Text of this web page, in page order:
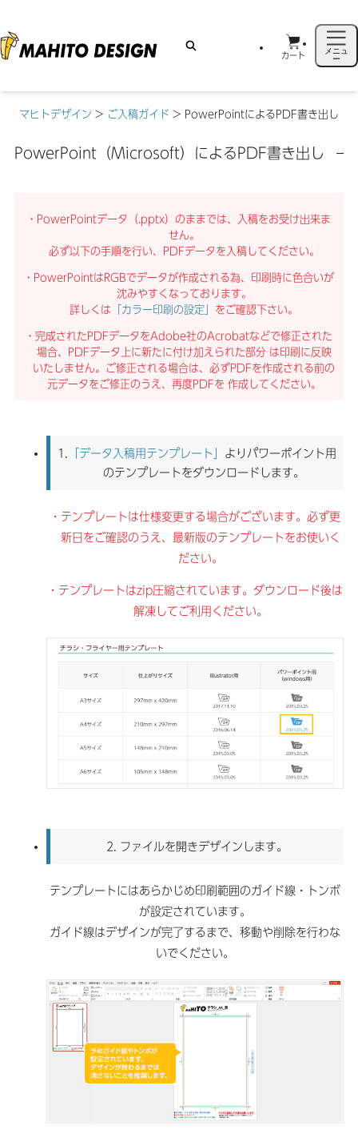
カート
メニュ
ー
マヒトデザイン > ご入稿ガイド > PowerPointによるPDF書き出し
PowerPoint（Microsoft）によるPDF書き出し
・PowerPointデータ（.pptx）のままでは、入稿をお受け出来ま
せん。
必ず以下の手順を行い、PDFデータを入稿してください。
・PowerPointはRGBでデータが作成される為、印刷時に色合いが
沈みやすくなっております。
詳しくは
「カラー印刷の設定」 をご確認下さい。
・完成されたPDFデータをAdobe社のAcrobatなどで修正された
場合、PDFデータ上に新たに付け加えられた部分 は印刷に反映
いたしません。ご修正される場合は、必ずPDFを作成される前の
元データをご修正のうえ、再度PDFを 作成してください。
1. 「データ入稿用テンプレート」 よりパワーポイント用
のテンプレートをダウンロードします。
・テンプレートは仕様変更する場合がございます。必ず更
新日をご確認のうえ、最新版のテンプレートをお使いく
ださい。
・テンプレートはzip圧縮されています。ダウンロード後は
解凍してご利用ください。
2. ファイルを開きデザインします。
テンプレートにはあらかじめ印刷範囲のガイド線・トンボ
が設定されています。
ガイド線はデザインが完了するまで、移動や削除を行わな
いでください。